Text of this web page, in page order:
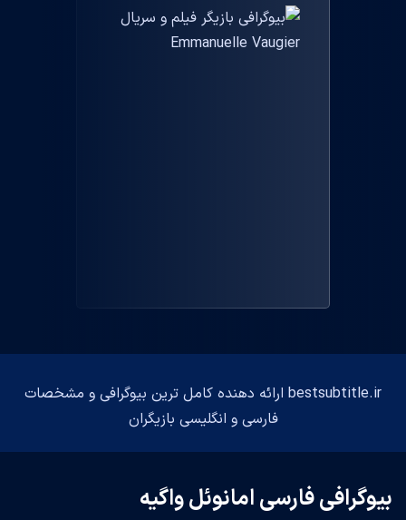
bestsubtitle.ir ارائه دهنده کامل ترین بیوگرافی و مشخصات
فارسی و انگلیسی بازیگران
بیوگرافی فارسی امانوئل واگیه